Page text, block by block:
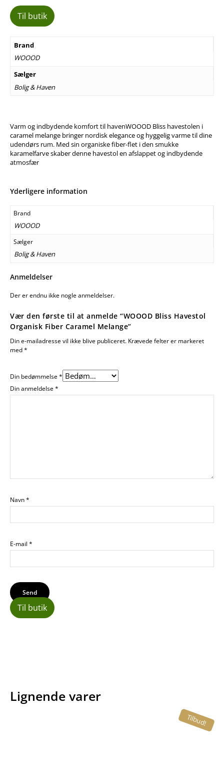
Til butik
Brand
WOOOD
Sælger
Bolig & Haven
Varm og indbydende komfort til havenWOOOD Bliss havestolen i
caramel melange bringer nordisk elegance og hyggelig varme til dine
udendørs rum. Med sin organiske fiber-flet i den smukke
karamelfarve skaber denne havestol en afslappet og indbydende
atmosfær
Yderligere information
Brand
WOOOD
Sælger
Bolig & Haven
Anmeldelser
Der er endnu ikke nogle anmeldelser.
Vær den første til at anmelde “WOOOD Bliss Havestol
Organisk Fiber Caramel Melange”
Din e-mailadresse vil ikke blive publiceret. Krævede felter er markeret
med*
Din bedømmelse*
Din anmeldelse*
Navn*
E-mail *
Til butik
Lignende varer
Tilbud!